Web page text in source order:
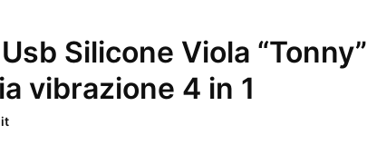
Silicone Viola “Tonny”
vibrazione 4 in 1